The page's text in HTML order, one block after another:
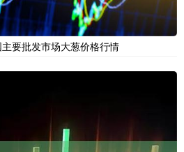
要批发市场大葱价格行情